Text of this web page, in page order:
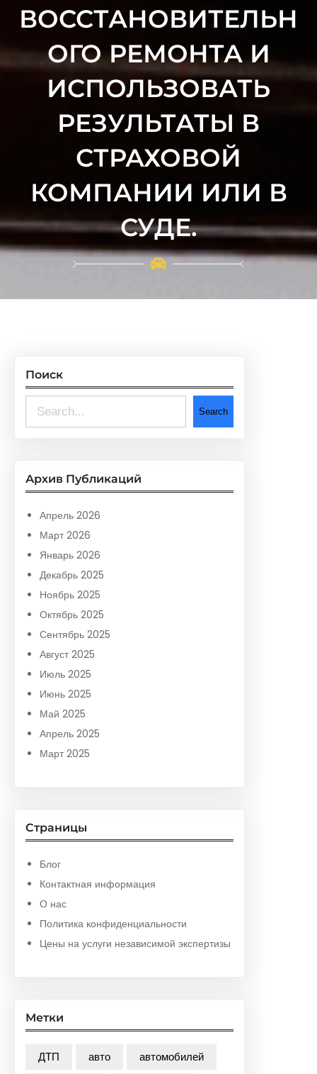
ВОССТАНОВИТЕЛЬН
ОГО РЕМОНТА И
ИСПОЛЬЗОВАТЬ
РЕЗУЛЬТАТЫ В
СТРАХОВОЙ
КОМПАНИИ ИЛИ В
СУДЕ.
Поиск
e
r
c
h
Search
Архив Публикаций
Апрель 2026
Март 2026
Январь 2026
Декабрь 2025
Ноябрь 2025
Октябрь 2025
Сентябрь 2025
Август 2025
Июль 2025
Июнь 2025
Май 2025
Апрель 2025
Март 2025
Страницы
Блог
Контактная информация
О нас
Политика конфиденциальности
Цены на услуги независимой экспертизы
Метки
ДТП авто автомобилей